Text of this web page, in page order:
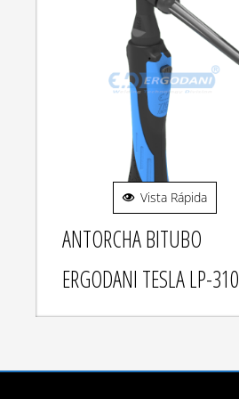
Vista Rápida
ANTORCHA BITUBO
ERGODANI TESLA LP-310